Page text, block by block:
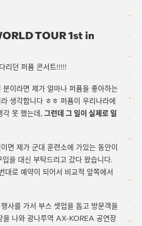
TOUR 1st in
리던 퍼퓸 콘서트!!!!!
이라면 제가 얼마나 퍼퓸을 좋아하는
생각합니다 ㅎㅎ 퍼퓸이 우리나라에
각 못 했는데, 그런데 그 일이 실제로 일
면 제가 군대 훈련소에 가있는 동안이
을 대신 부탁드리고 갔다 왔습니다.
대로 예약이 되어서 비교적 앞쪽에서
사를 가서 부스 셋업을 돕고 방문객을
을 나와 광나루역 AX-KOREA 공연장